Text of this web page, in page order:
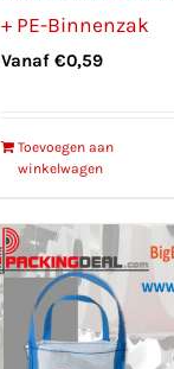
+ PE-Binnenzak
Vanaf €0,59
Toevoegen aan
winkelwagen